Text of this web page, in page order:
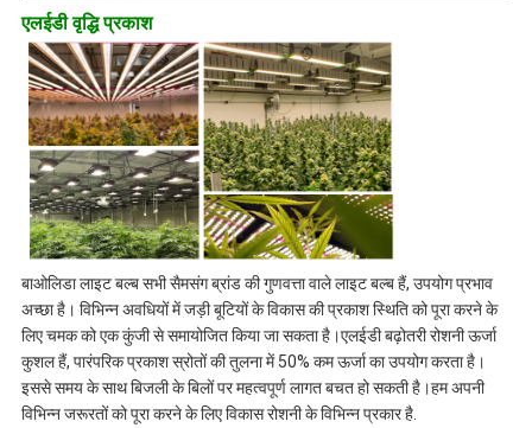
एलईडी वृद्धि प्रकाश
बाओलिडा लाइट बल्ब सभी सैमसंग ब्रांड की गुणवत्ता वाले लाइट बल्ब हैं, उपयोग प्रभाव
अच्छा है। विभिन्न अवधियों में जड़ी बूटियों के विकास की प्रकाश स्थिति को पूरा करने के
लिए चमक को एक कुंजी से समायोजित किया जा सकता है।एलईडी बढ़ोतरी रोशनी ऊर्जा
कुशल हैं, पारंपरिक प्रकाश स्रोतों की तुलना में 50% कम ऊर्जा का उपयोग करता है।
इससे समय के साथ बिजली के बिलों पर महत्वपूर्ण लागत बचत हो सकती है।हम अपनी
विभिन्न जरूरतों को पूरा करने के लिए विकास रोशनी के विभिन्न प्रकार है.